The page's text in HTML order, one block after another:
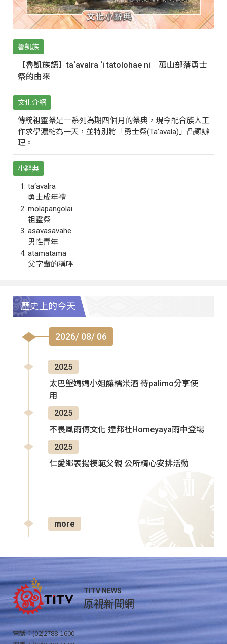
魯凱族
【魯凱族語】ta‘avalra ‘i tatolohae ni｜萬山部落勇士
祭的由來
文化介紹
傳統祖靈祭是一系列為期四個月的祭典，現今配合族人工
作求學濃縮為一天，並特別將「勇士祭(Ta‘avala)」凸顯辦
理。
小辭典
ta‘avalra
勇士成年禮
molapangolai
祖靈祭
asavasavahe
男性青年
atamatama
父字輩的稱呼
歷史上的今天
2026/ 08/ 06
2025
太巴塱媽媽小姐釀糯米酒 待palimo分享使
用
2025
不畏風雨傳文化 達邦社Homeyaya雨中登場
2025
仁愛鄉表揚模範父親 公所精心安排活動
more
TITV NEWS
原視新聞網
電話：(02)2788-1600